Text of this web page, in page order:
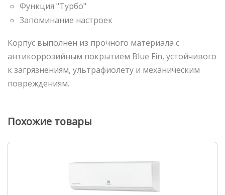
Функция "Турбо"
Запоминание настроек
Корпус выполнен из прочного материала с
антикоррозийным покрытием Blue Fin, устойчивого
к загрязнениям, ультрафиолету и механическим
повреждениям.
Похожие товары